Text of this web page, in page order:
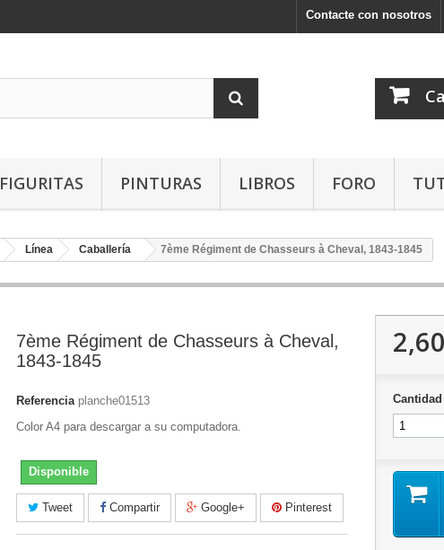
Contacte con nosotros
FIGURITAS PINTURAS LIBROS FORO
Línea Caballería 7ème Régiment de Chasseurs à Cheval, 1843-1845
7ème Régiment de Chasseurs à Cheval,
1843-1845
Referencia planche01513
Color A4 para descargar a su computadora.
Disponible
Tweet Compartir Google+ Pinterest
Cantidad